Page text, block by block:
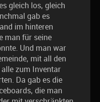
gleich los, gleich
gab es
im hinteren
man für seine
Und man war
mit all den
zum Inventar
Da gab es die
die man